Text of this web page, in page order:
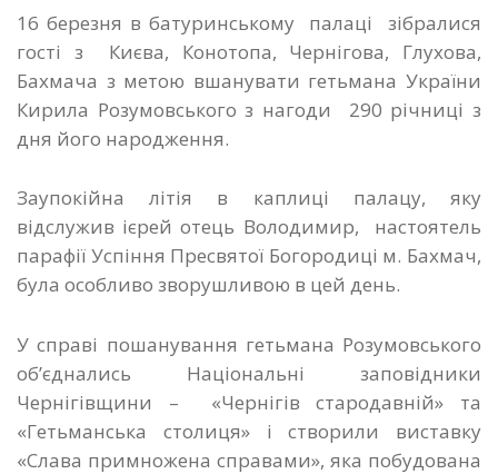
16 березня в батуринському палаці зібралися
гості з Києва, Конотопа, Чернігова, Глухова,
Бахмача з метою вшанувати гетьмана України
Кирила Розумовського з нагоди 290 річниці з
дня його народження.
Заупокійна літія в каплиці палацу, яку
відслужив ієрей отець Володимир, настоятель
парафії Успіння Пресвятої Богородиці м. Бахмач,
була особливо зворушливою в цей день.
У справі пошанування гетьмана Розумовського
об’єднались Національні заповідники
Чернігівщини – «Чернігів стародавній» та
«Гетьманська столиця» і створили виставку
«Слава примножена справами», яка побудована